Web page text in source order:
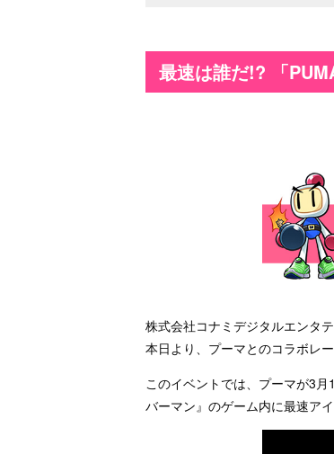
最速は誰だ!? 「
株式会社コナミデジタルエンタ
本日より、プーマとのコラボレ
このイベントでは、プーマが3
バーマン』のゲーム内に最速ア